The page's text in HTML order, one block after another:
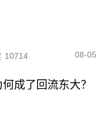
10714 08-05
成了回流东大？